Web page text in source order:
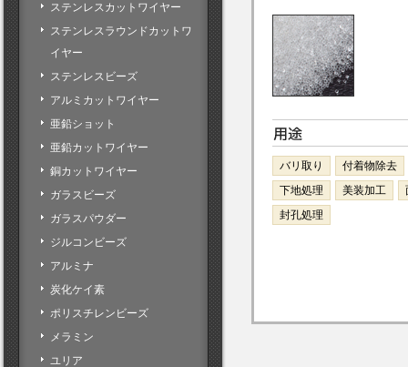
バリ取り
付着物除去
下地処理
美装加工
封孔処理
ステンレスカットワイヤー
ステンレスラウンドカットワ
イヤー
ステンレスビーズ
アルミカットワイヤー
亜鉛ショット
亜鉛カットワイヤー
銅カットワイヤー
ガラスビーズ
ガラスパウダー
ジルコンビーズ
アルミナ
炭化ケイ素
ポリスチレンビーズ
メラミン
ユリア